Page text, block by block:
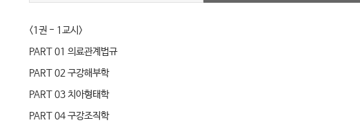
<1권 - 1교시>
PART 01 의료관계법규
PART 02 구강해부학
PART 03 치아형태학
PART 04 구강조직학